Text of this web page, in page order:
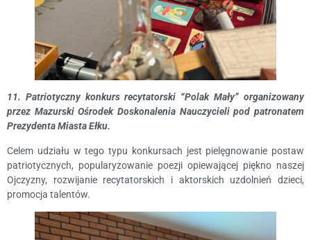
11. Patriotyczny konkurs recytatorski “Polak Mały” organizowany
przez Mazurski Ośrodek Doskonalenia Nauczycieli pod patronatem
Prezydenta Miasta Ełku.
Celem udziału w tego typu konkursach jest pielęgnowanie postaw
patriotycznych, popularyzowanie poezji opiewającej piękno naszej
Ojczyzny, rozwijanie recytatorskich i aktorskich uzdolnień dzieci,
promocja talentów.